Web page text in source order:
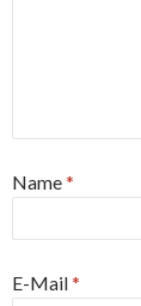
Name*
E-Mail*